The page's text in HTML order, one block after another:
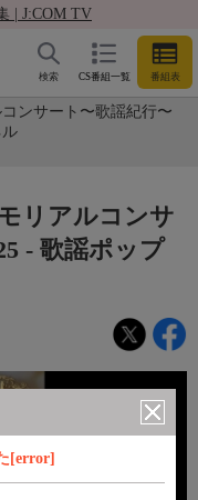
| J:COM TV
CS番組一覧 番組表
検索
ンサート〜歌謡紀行〜
[error]
リアルコンサ
- 歌謡ポップ